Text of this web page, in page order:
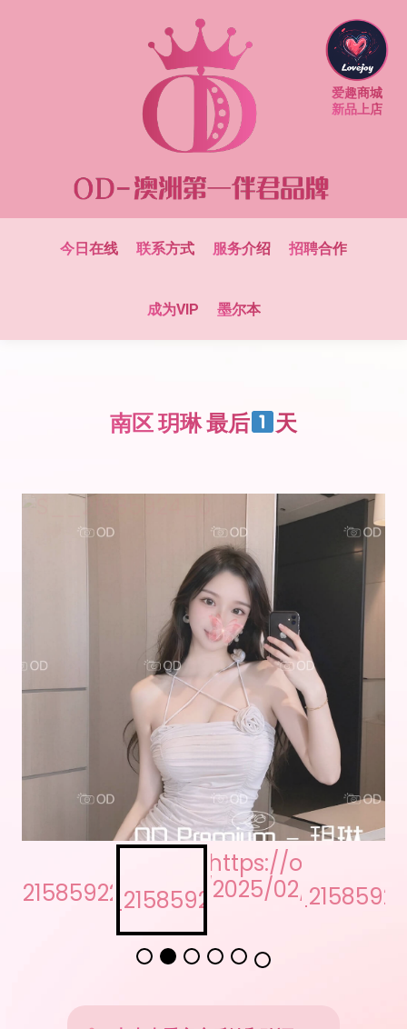
今日在线 联系方式 服务介绍 招聘合作
成为VIP 墨尔本
南区 玥琳 最后 天
点击查看客户反馈和验证
名字：玥琳
身高：164cm
国籍：大陆南方
爱趣商城
新品上店